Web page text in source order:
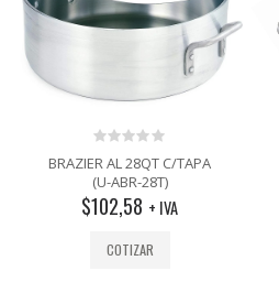
0
out
of
5
BRAZIER AL 28QT C/TAPA
(U-ABR-28T)
$102,58 + IVA
COTIZAR